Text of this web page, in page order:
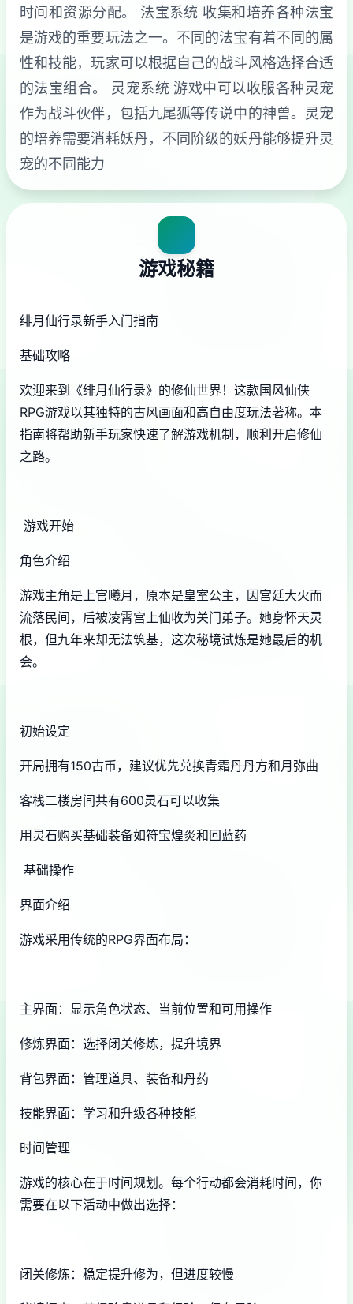
时间和资源分配。 法宝系统 收集和培养各种法宝
是游戏的重要玩法之一。不同的法宝有着不同的属
性和技能，玩家可以根据自己的战斗风格选择合适
的法宝组合。 灵宠系统 游戏中可以收服各种灵宠
作为战斗伙伴，包括九尾狐等传说中的神兽。灵宠
的培养需要消耗妖丹，不同阶级的妖丹能够提升灵
宠的不同能力
游戏秘籍
绯月仙行录新手入门指南
基础攻略
欢迎来到《绯月仙行录》的修仙世界！这款国风仙侠
RPG游戏以其独特的古风画面和高自由度玩法著称。本
指南将帮助新手玩家快速了解游戏机制，顺利开启修仙
之路。
游戏开始
角色介绍
游戏主角是上官曦月，原本是皇室公主，因宫廷大火而
流落民间，后被凌霄宫上仙收为关门弟子。她身怀天灵
根，但九年来却无法筑基，这次秘境试炼是她最后的机
会。
初始设定
开局拥有150古币，建议优先兑换青霜丹丹方和月弥曲
客栈二楼房间共有600灵石可以收集
用灵石购买基础装备如符宝煌炎和回蓝药
基础操作
界面介绍
游戏采用传统的RPG界面布局：
主界面：显示角色状态、当前位置和可用操作
修炼界面：选择闭关修炼，提升境界
背包界面：管理道具、装备和丹药
技能界面：学习和升级各种技能
时间管理
游戏的核心在于时间规划。每个行动都会消耗时间，你
需要在以下活动中做出选择：
闭关修炼：稳定提升修为，但进度较慢